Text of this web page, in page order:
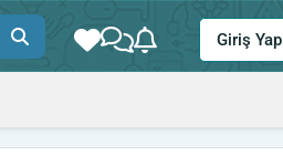
Giriş Yap